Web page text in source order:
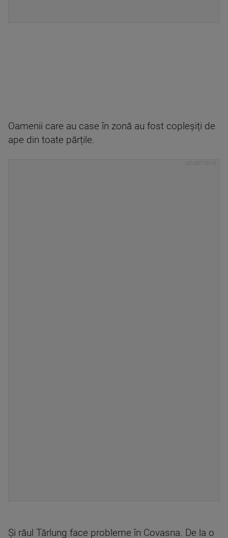
Oamenii care au case în zonă au fost copleșiți de
ape din toate părțile.
Și răul Tărlung face probleme în Covasna. De la o